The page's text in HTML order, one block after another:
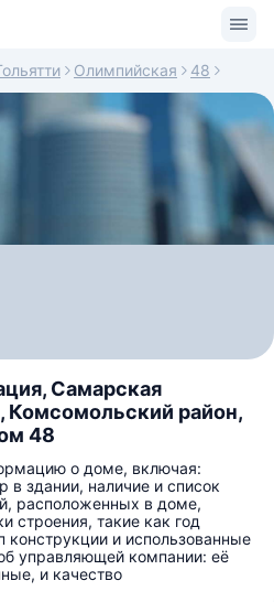
Олимпийская 48
Самарская
Комсомольский район,
48
о доме, включая:
в здании, наличие и список
расположенных в доме,
строения, такие как год
конструкции и использованные
управляющей компании: её
и качество